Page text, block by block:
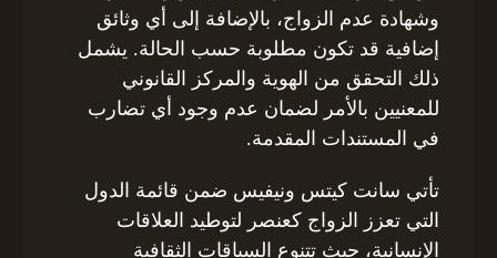
وشهادة عدم الزواج، بالإضافة إلى أي وثائق
إضافية قد تكون مطلوبة حسب الحالة. يشمل
ذلك التحقق من الهوية والمركز القانوني
للمعنيين بالأمر لضمان عدم وجود أي تضارب
في المستندات المقدمة.
تأتي سانت كيتس ونيفيس ضمن قائمة الدول
التي تعزز الزواج كعنصر لتوطيد العلاقات
الإنسانية، حيث تتنوع السياقات الثقافية